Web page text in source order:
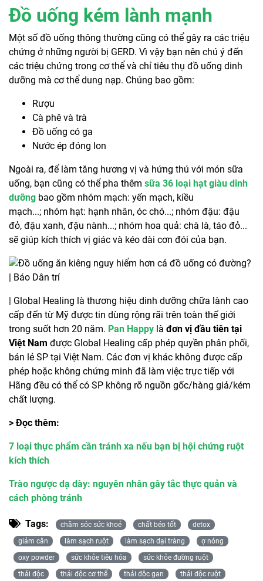
Đồ uống kém lành mạnh
Một số đồ uống thông thường cũng có thể gây ra các triệu
chứng ở những người bị GERD. Vì vậy bạn nên chú ý đến
các triệu chứng trong cơ thể và chỉ tiêu thụ đồ uống dinh
dưỡng mà cơ thể dung nạp. Chúng bao gồm:
Rượu
Cà phê và trà
Đồ uống có ga
Nước ép đóng lon
Ngoài ra, để làm tăng hương vị và hứng thú với món sữa
uống, bạn cũng có thể pha thêm sữa 36 loại hạt giàu dinh
dưỡng bao gồm nhóm mạch: yến mạch, kiều
mạch...; nhóm hạt: hạnh nhân, óc chó...; nhóm đậu: đậu
đỏ, đậu xanh, đậu nành...; nhóm hoa quả: chà là, táo đỏ...
sẽ giúp kích thích vị giác và kéo dài cơn đói của bạn.
| Global Healing là thương hiệu dinh dưỡng chữa lành cao
cấp đến từ Mỹ được tin dùng rộng rãi trên toàn thế giới
trong suốt hơn 20 năm. Pan Happy là đơn vị đầu tiên tại
Việt Nam được Global Healing cấp phép quyền phân phối,
bán lẻ SP tại Việt Nam. Các đơn vị khác không được cấp
phép hoặc không chứng minh đã làm việc trực tiếp với
Hãng đều có thể có SP không rõ nguồn gốc/hàng giả/kém
chất lượng.
> Đọc thêm:
7 loại thực phẩm cần tránh xa nếu bạn bị hội chứng ruột
kích thích
Trào ngược dạ dày: nguyên nhân gây tắc thực quản và
cách phòng tránh
Tags: chăm sóc sức khoẻ chất béo tốt
detox
giảm cân
làm sạch ruột làm sạch đại tràng
ợ nóng
oxy powder
sức khỏe tiêu hóa
sức khỏe đường ruột
thải độc
thải độc cơ thể thải độc gan thải độc ruột